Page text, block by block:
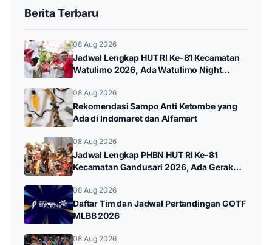
Berita Terbaru
08 Aug 2026
Jadwal Lengkap HUT RI Ke-81 Kecamatan
Watulimo 2026, Ada Watulimo Night
08 Aug 2026
Rekomendasi Sampo Anti Ketombe yang
Ada di Indomaret dan Alfamart
08 Aug 2026
Jadwal Lengkap PHBN HUT RI Ke-81
Kecamatan Gandusari 2026, Ada Gerak
08 Aug 2026
Daftar Tim dan Jadwal Pertandingan GOTF
MLBB 2026
08 Aug 2026